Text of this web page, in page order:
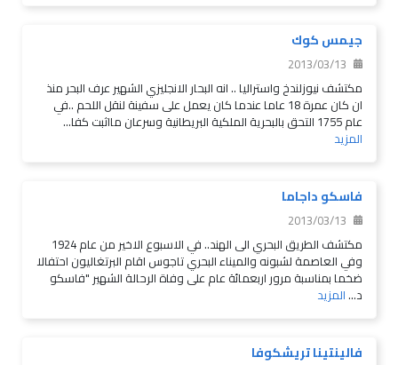
جيمس كوك
2013/03/13
مكتشف نيوزلندخ واستراليا .. انه البحار الانجليزي الشهير عرف البحر منذ
ان كان عمرة 18 عاما عندما كان يعمل على سفينة لنقل اللحم ..في
عام 1755 التحق بالبحرية الملكية البريطانية وسرعان مااثبت كفا...
المزيد
فاسكو داجاما
2013/03/13
مكتشف الطريق البحري الى الهند.. في الاسبوع الاخير من عام 1924
وفي العاصمة لشبونه والميناء البحري تاجوس اقام البرتغاليون احتفالا
ضخما بمناسبة مرور اربعمائة عام على وفاة الرحالة الشهير "فاسكو
د...المزيد
فالينتينا تريشكوفا